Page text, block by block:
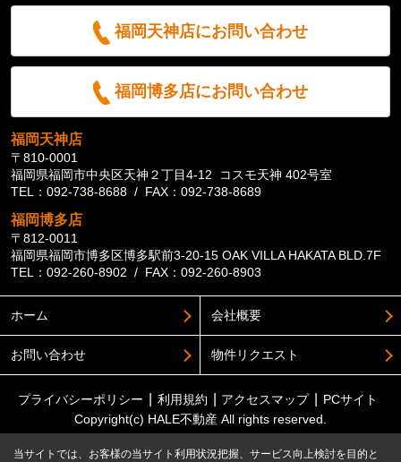
福岡天神店にお問い合わせ
福岡博多店にお問い合わせ
福岡天神店
〒810-0001
福岡県福岡市中央区天神２丁目4-12 コスモ天神 402号室
TEL：092-738-8688 / FAX：092-738-8689
福岡博多店
〒812-0011
福岡県福岡市博多区博多駅前3-20-15 OAK VILLA HAKATA BLD.7F
TEL：092-260-8902 / FAX：092-260-8903
ホーム 会社概要
お問い合わせ 物件リクエスト
プライバシーポリシー 利用規約 アクセスマップ
PCサイト
Copyright(c) HALE不動産 All rights reserved.
当サイトでは、お客様の当サイト利用状況把握、サービス向上検討を目的と